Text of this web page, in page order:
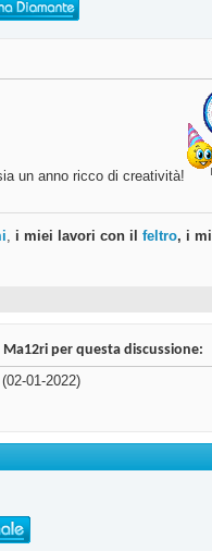
un anno ricco di creatività!
, i miei lavori con il feltro, i
per questa discussione:
(02-01-2022)